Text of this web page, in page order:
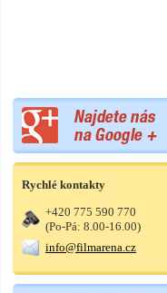
Rychlé kontakty
+420 775 590 770
(Po-Pá: 8.00-16.00)
info@filmarena.cz